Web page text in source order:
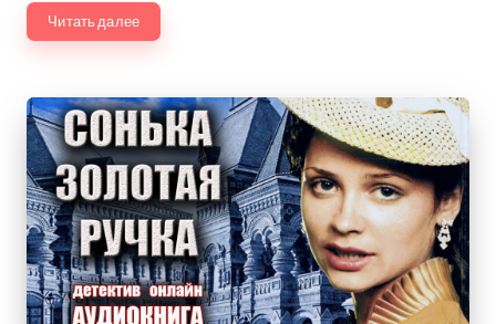
Читать далее